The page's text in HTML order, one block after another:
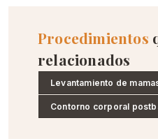
Procedimientos
relacionados
Levantamiento de
Contorno corporal